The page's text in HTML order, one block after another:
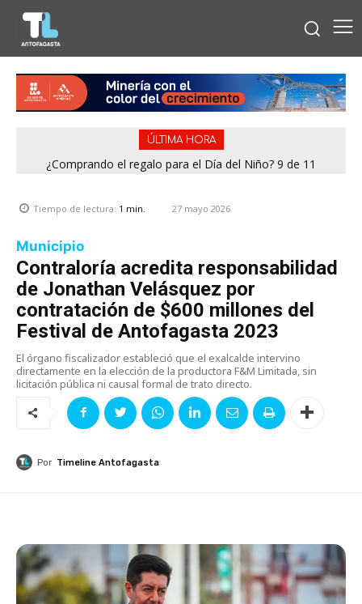
ÚLTIMA HORA
¿Comprando el regalo para el Día del Niño? 9 de 11
Tiempo de lectura: 1 min. 27 mayo 2026
Municipio
Contraloría acredita responsabilidad
de Jonathan Velásquez por
contratación de $600 millones del
Festival de Antofagasta 2023
El órgano fiscalizador estableció que el exalcalde intervino
directamente en la elección de la productora F&M Limitada, sin
licitación pública ni causal formal de trato directo.
Por Timeline Antofagasta